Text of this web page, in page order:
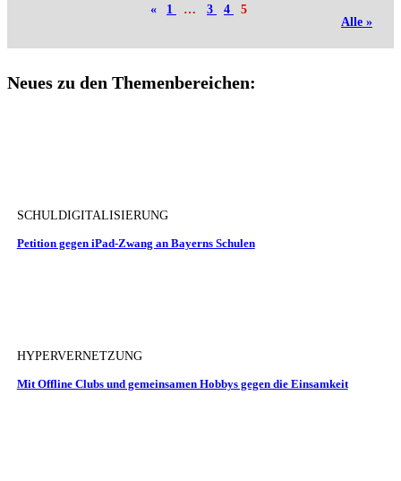
« 1 … 3 4
5
Alle »
Neues zu den Themenbereichen:
SCHULDIGITALISIERUNG
Petition gegen iPad-Zwang an Bayerns Schulen
HYPERVERNETZUNG
Mit Offline Clubs und gemeinsamen Hobbys gegen die Einsamkeit